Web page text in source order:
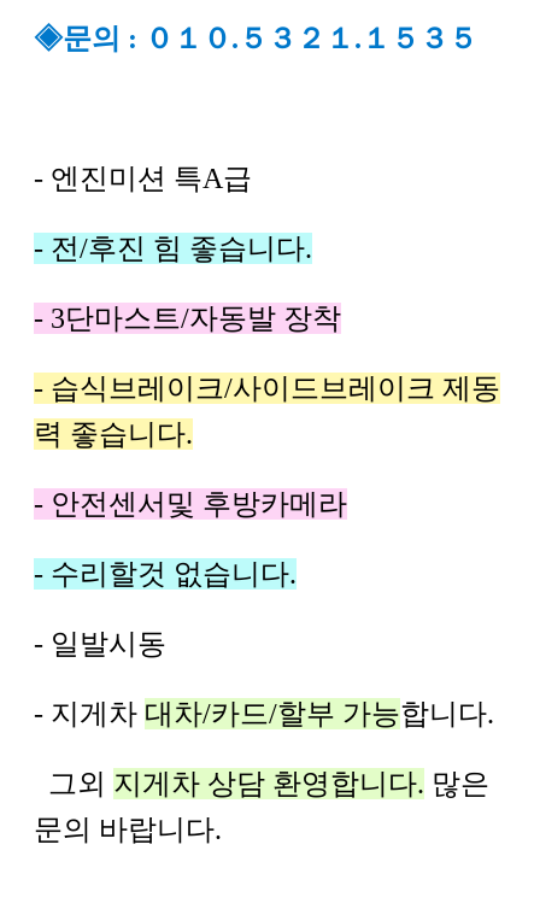
◈문의 : ０１０.５３２１.１５３５
- 엔진미션 특A급
- 전/후진 힘 좋습니다.
- 3단마스트/자동발 장착
- 습식브레이크/사이드브레이크 제동
력 좋습니다.
- 안전센서및 후방카메라
- 수리할것 없습니다.
- 일발시동
- 지게차 대차/카드/할부 가능합니다.
그외 지게차 상담 환영합니다. 많은
문의 바랍니다.